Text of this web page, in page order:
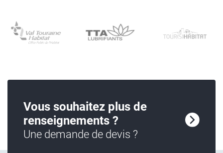
Vous souhaitez plus de
renseignements ?
Une demande de devis ?